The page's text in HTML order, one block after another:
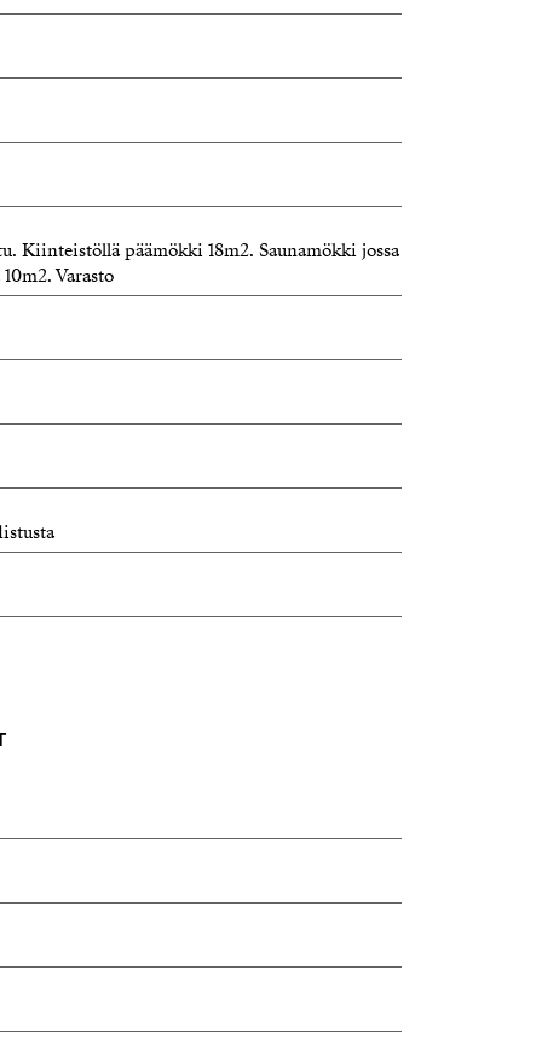
LKV
Kiinteistöllä päämökki 18m2. Saunamökki jossa
Varasto